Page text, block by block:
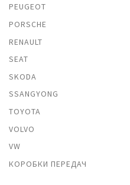
PEUGEOT
PORSCHE
RENAULT
SEAT
SKODA
SSANGYONG
TOYOTA
VOLVO
VW
КОРОБКИ ПЕРЕДАЧ